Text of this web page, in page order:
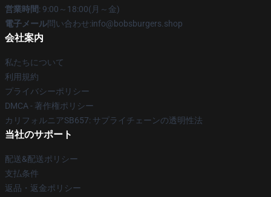
営業時間: 9:00～18:00(月～金)
電子メール問い合わせ:info@bobsburgers.shop
会社案内
私たちについて
利用規約
プライバシーポリシー
DMCA - 著作権ポリシー
カリフォルニアSB657: サプライチェーンの透明性法
当社のサポート
配送&配送ポリシー
支払条件
返品・返金ポリシー